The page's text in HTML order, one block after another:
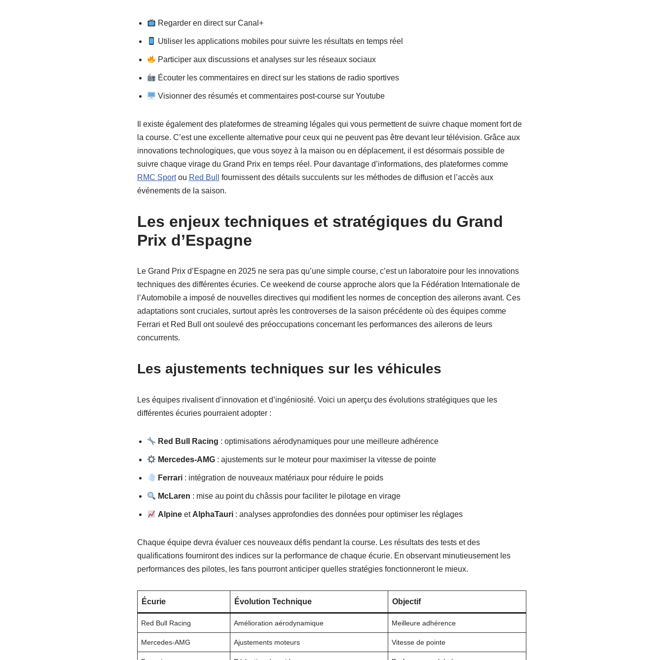
Regarder en direct sur Canal+
Utiliser les applications mobiles pour suivre les résultats en temps réel
Participer aux discussions et analyses sur les réseaux sociaux
Écouter les commentaires en direct sur les stations de radio sportives
Visionner des résumés et commentaires post-course sur Youtube
Il existe également des plateformes de streaming légales qui vous permettent de suivre chaque moment fort de
la course. C’est une excellente alternative pour ceux qui ne peuvent pas être devant leur télévision. Grâce aux
innovations technologiques, que vous soyez à la maison ou en déplacement, il est désormais possible de
suivre chaque virage du Grand Prix en temps réel. Pour davantage d’informations, des plateformes comme
RMC Sportou Red Bull
fournissent des détails succulents sur les méthodes de diffusion et l’accès aux
événements de la saison.
Les enjeux techniques et stratégiques du Grand
Prix d’Espagne
Le Grand Prix d’Espagne en 2025 ne sera pas qu’une simple course, c’est un laboratoire pour les innovations
techniques des différentes écuries. Ce weekend de course approche alors que la Fédération Internationale de
l’Automobile a imposé de nouvelles directives qui modifient les normes de conception des ailerons avant. Ces
adaptations sont cruciales, surtout après les controverses de la saison précédente où des équipes comme
Ferrari et Red Bull ont soulevé des préoccupations concernant les performances des ailerons de leurs
concurrents.
Les ajustements techniques sur les véhicules
Les équipes rivalisent d’innovation et d’ingéniosité. Voici un aperçu des évolutions stratégiques que les
différentes écuries pourraient adopter :
Red Bull Racing : optimisations aérodynamiques pour une meilleure adhérence
Mercedes-AMG: ajustements sur le moteur pour maximiser la vitesse de pointe
Ferrari: intégration de nouveaux matériaux pour réduire le poids
McLaren : mise au point du châssis pour faciliter le pilotage en virage
Alpineet AlphaTauri: analyses approfondies des données pour optimiser les réglages
Chaque équipe devra évaluer ces nouveaux défis pendant la course. Les résultats des tests et des
qualifications fourniront des indices sur la performance de chaque écurie. En observant minutieusement les
performances des pilotes, les fans pourront anticiper quelles stratégies fonctionneront le mieux.
Écurie Évolution Technique Objectif
Red Bull Racing Amélioration aérodynamique Meilleure adhérence
Mercedes-AMG Ajustements moteurs Vitesse de pointe